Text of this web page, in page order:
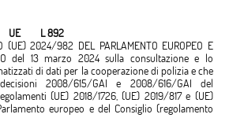
UE
L 892
(UE) 2024/982 DEL PARLAMENTO EUROPEO E
del 13 marzo 2024 sulla consultazione e lo
di dati per la cooperazione di polizia e che
2008/615/GAI e 2008/616/GAI del
(UE) 2018/1726, (UE) 2019/817 e (UE)
europeo e del Consiglio (regolamento